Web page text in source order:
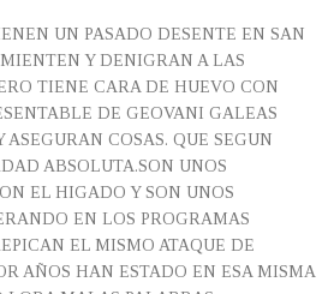
UN PASADO DESENTE EN SAN
Y DENIGRAN A LAS
TIENE CARA DE HUEVO CON
DE GEOVANI GALEAS
COSAS. QUE SEGUN
ABSOLUTA.SON UNOS
EL HIGADO Y SON UNOS
EN LOS PROGRAMAS
EL MISMO ATAQUE DE
AÑOS HAN ESTADO EN ESA MISMA